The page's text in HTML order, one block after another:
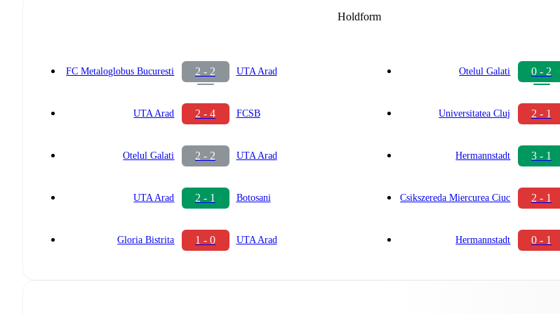
Holdform
FC Metaloglobus Bucuresti 2 - 2 UTA Arad
UTA Arad 2 - 4 FCSB
Otelul Galati 2 - 2 UTA Arad
UTA Arad 2 - 1 Botosani
Gloria Bistrita 1 - 0 UTA Arad
Otelul Galati 0 - 2
Universitatea Cluj 2 - 1
Hermannstadt 3 - 1
Csikszereda Miercurea Ciuc 2 - 1
Hermannstadt 0 - 1